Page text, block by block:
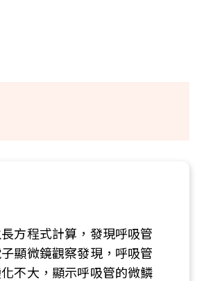
方程式計算，發現呼吸管
顯微鏡觀察發現，呼吸管
不大，顯示呼吸管的微鱗